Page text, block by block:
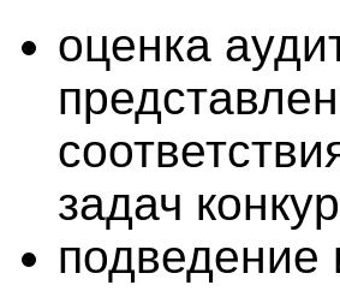
оценка
задач
подведение